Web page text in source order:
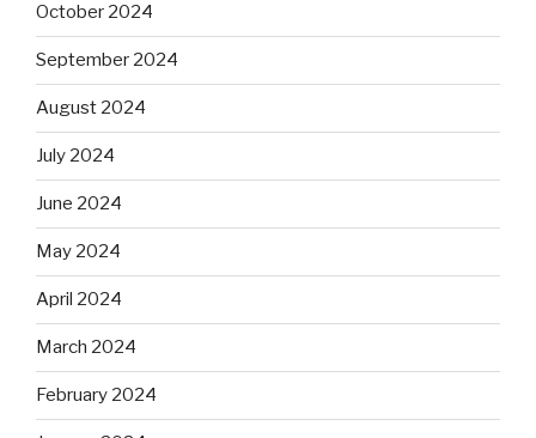
October 2024
September 2024
August 2024
July 2024
June 2024
May 2024
April 2024
March 2024
February 2024